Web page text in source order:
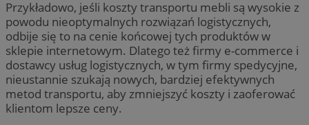
Przykładowo, jeśli koszty transportu mebli są wysokie z
powodu nieoptymalnych rozwiązań logistycznych,
odbije się to na cenie końcowej tych produktów w
sklepie internetowym. Dlatego też firmy e-commerce i
dostawcy usług logistycznych, w tym firmy spedycyjne,
nieustannie szukają nowych, bardziej efektywnych
metod transportu, aby zmniejszyć koszty i zaoferować
klientom lepsze ceny.